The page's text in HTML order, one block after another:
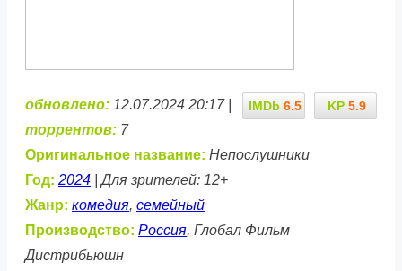
KP 5.9
IMDb 6.5
обновлено: 12.07.2024 20:17 |
торрентов: 7
Оригинальное название: Непослушники
Год: 2024 | Для зрителей: 12+
Жанр: комедия, семейный
Производство: Россия, Глобал Фильм
Дистрибьюшн